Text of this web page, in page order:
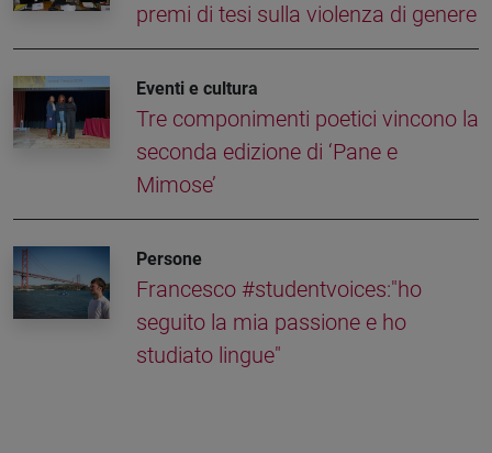
premi di tesi sulla violenza di genere
Eventi e cultura
Tre componimenti poetici vincono la
seconda edizione di ‘Pane e
Mimose’
Persone
Francesco #studentvoices:"ho
seguito la mia passione e ho
studiato lingue"